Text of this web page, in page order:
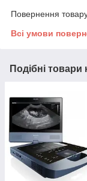
Повернення
Всі умови
Подібні товари